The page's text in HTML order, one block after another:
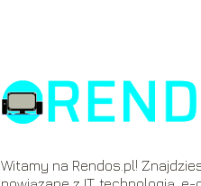
Witamy na Rendos.pl!